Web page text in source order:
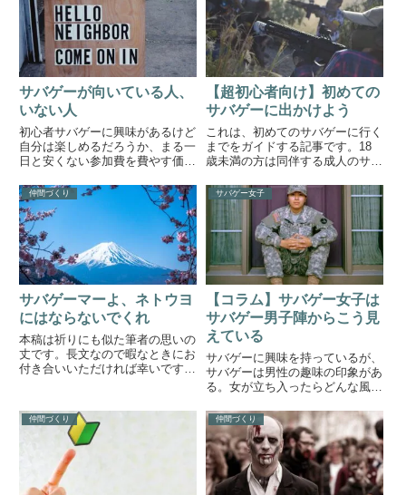
サバゲーが向いている人、
いない人
初心者サバゲーに興味があるけど
自分は楽しめるだろうか、まる一
日と安くない参加費を費やす価値
らず、新しい趣味を前にした人は
大体同じ悩みを抱えています。趣
味に費やされるお金や時間は、そ
の趣味にハマっていない人から
す...
【超初心者向け】初めての
サバゲーに出かけよう
これは、初めてのサバゲーに行く
までをガイドする記事です。18
歳未満の方は同伴する成人のサイ
う。準備するものタオル飲み物汚
れてもいい靴と服（ジーパン＋長
袖シャツ+トレッキングブーツ推
奨）軍手など手袋さあ、準備はで
き...
仲間づくり
サバゲーマーよ、ネトウヨ
にはならないでくれ
本稿は祈りにも似た筆者の思いの
丈です。長文なので暇なときにお
付き合いいただければ幸いです。
会ったり、彼らをサバゲーに連れ
て行ったりしました。その度にサ
バゲーという自由で楽しい遊び
サバゲー女子
【コラム】サバゲー女子は
サバゲー男子陣からこう見
えている
サバゲーに興味を持っているが、
サバゲーは男性の趣味の印象があ
る。女が立ち入ったらどんな風に
く聞きます。サバゲー男子である
筆者がフィールドに来ている女性
に対して思っている率直な意見を
申し上げます。 いや...
仲間づくり 仲間づくり